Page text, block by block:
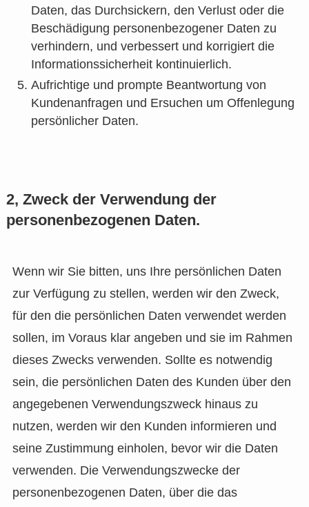
Daten, das Durchsickern, den Verlust oder die
Beschädigung personenbezogener Daten zu
verhindern, und verbessert und korrigiert die
Informationssicherheit kontinuierlich.
Aufrichtige und prompte Beantwortung von
Kundenanfragen und Ersuchen um Offenlegung
persönlicher Daten.
2, Zweck der Verwendung der
personenbezogenen Daten.
Wenn wir Sie bitten, uns Ihre persönlichen Daten
zur Verfügung zu stellen, werden wir den Zweck,
für den die persönlichen Daten verwendet werden
sollen, im Voraus klar angeben und sie im Rahmen
dieses Zwecks verwenden. Sollte es notwendig
sein, die persönlichen Daten des Kunden über den
angegebenen Verwendungszweck hinaus zu
nutzen, werden wir den Kunden informieren und
seine Zustimmung einholen, bevor wir die Daten
verwenden. Die Verwendungszwecke der
personenbezogenen Daten, über die das